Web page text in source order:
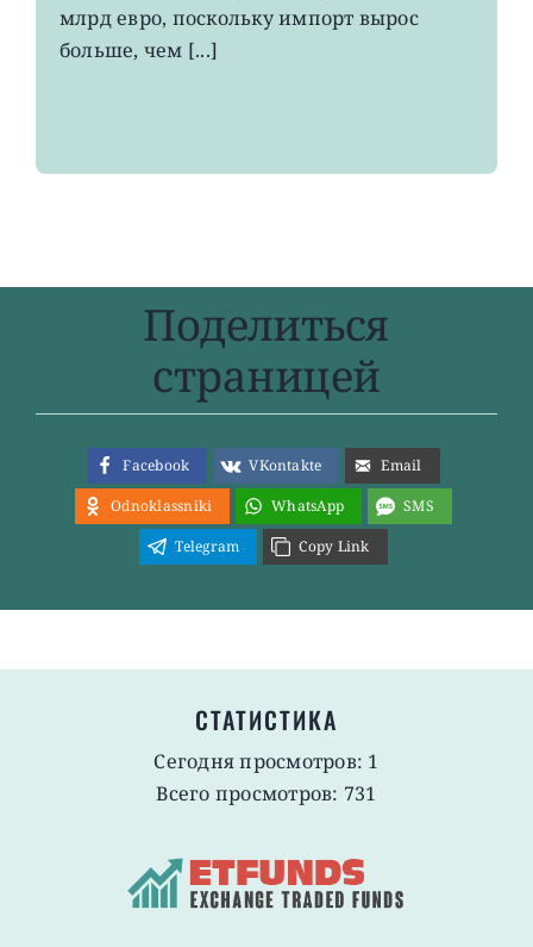
млрд евро, поскольку импорт вырос
больше, чем [...]
Поделиться
страницей
Facebook VKontakte
Email
Odnoklassniki
WhatsApp
SMS
Telegram
Copy Link
СТАТИСТИКА
Сегодня просмотров: 1
Всего просмотров: 731